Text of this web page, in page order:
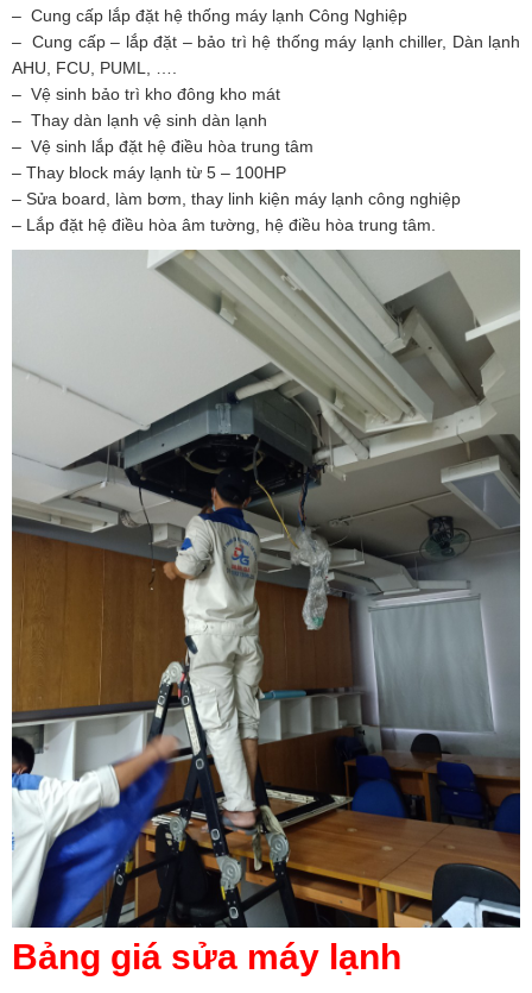
– Cung cấp lắp đặt hệ thống máy lạnh Công Nghiệp
– Cung cấp – lắp đặt – bảo trì hệ thống máy lạnh chiller, Dàn lạnh
AHU, FCU, PUML, ….
– Vệ sinh bảo trì kho đông kho mát
– Thay dàn lạnh vệ sinh dàn lạnh
– Vệ sinh lắp đặt hệ điều hòa trung tâm
– Thay block máy lạnh từ 5 – 100HP
– Sửa board, làm bơm, thay linh kiện máy lạnh công nghiệp
– Lắp đặt hệ điều hòa âm tường, hệ điều hòa trung tâm.
Bảng giá sửa máy lạnh